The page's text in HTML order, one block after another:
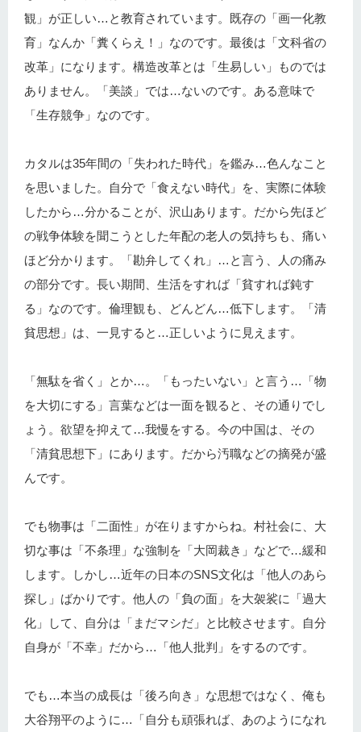
観」が正しい…と教育されています。既存の「画一化教
育」なんか「糞くらえ！」なのです。最後は「文科省の
改革」になります。構造改革とは「生易しい」ものでは
ありません。「美談」では…ないのです。ある意味で
「生存競争」なのです。
カタルは35年間の「失われた時代」を鑑み…色んなこと
を思いました。自分で「食えない時代」を、実際に体験
したから…分かることが、沢山あります。だから先ほど
の戦争体験を聞こうとした年配の老人の気持ちも、痛い
ほど分かります。「勘弁してくれ」…と言う、人の痛み
の部分です。長い期間、生活をすれば「貧すれば鈍す
る」なのです。倫理観も、どんどん…低下します。「清
貧思想」は、一見すると…正しいように見えます。
「無駄を省く」とか…。「もったいない」と言う…「物
を大切にする」言葉などは一面を観ると、その通りでし
ょう。欲望を抑えて…我慢をする。今の中国は、その
「清貧思想下」にあります。だから汚職などの摘発が盛
んです。
でも物事は「二面性」が在りますからね。村社会に、大
切な事は「不条理」な強制を「大岡裁き」などで…緩和
します。しかし…近年の日本のSNS文化は「他人のあら
探し」ばかりです。他人の「負の面」を大袈裟に「過大
化」して、自分は「まだマシだ」と比較させます。自分
自身が「不幸」だから…「他人批判」をするのです。
でも…本当の成長は「後ろ向き」な思想ではなく、俺も
大谷翔平のように…「自分も頑張れば、あのようになれ